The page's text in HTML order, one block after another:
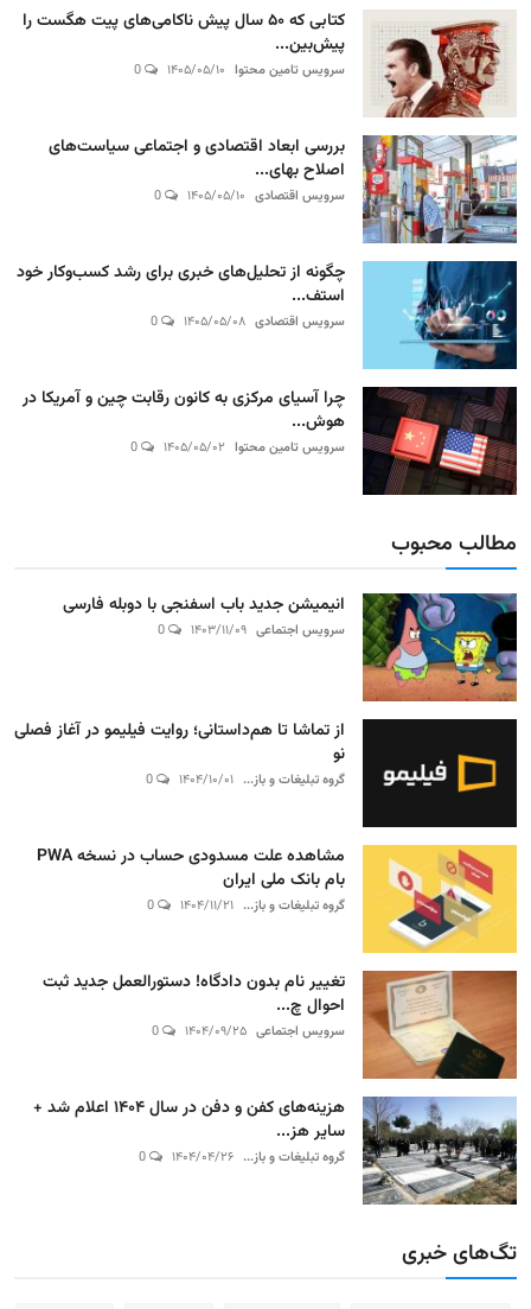
کتابی که ۵۰ سال پیش ناکامی‌های پیت هگست را
پیش‌بین...
سرویس تامین محتوا ۱۴۰۵/۰۵/۱۰
بررسی ابعاد اقتصادی و اجتماعی سیاست‌های
اصلاح بهای...
سرویس اقتصادی ۱۴۰۵/۰۵/۱۰
چگونه از تحلیل‌های خبری برای رشد کسب‌وکار خود
استف...
سرویس اقتصادی ۱۴۰۵/۰۵/۰۸
چرا آسیای مرکزی به کانون رقابت چین و آمریکا در
هوش...
سرویس تامین محتوا ۱۴۰۵/۰۵/۰۲
مطالب محبوب
انیمیشن جدید باب اسفنجی با دوبله فارسی
سرویس اجتماعی ۱۴۰۳/۱۱/۰۹
از تماشا تا هم‌داستانی؛ روایت فیلیمو در آغاز فصلی
نو
گروه تبلیغات و باز... ۱۴۰۴/۱۰/۰۱
مشاهده علت مسدودی حساب در نسخه PWA
بام بانک ملی ایران
گروه تبلیغات و باز... ۱۴۰۴/۱۱/۲۱
تغییر نام بدون دادگاه! دستورالعمل جدید ثبت
احوال چ...
سرویس اجتماعی ۱۴۰۴/۰۹/۲۵
هزینه‌های کفن و دفن در سال ۱۴۰۴ اعلام شد +
سایر هز...
گروه تبلیغات و باز... ۱۴۰۴/۰۴/۲۶
تگ‌های خبری